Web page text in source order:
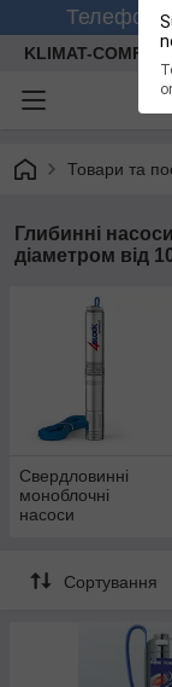
KLIMAT-
Товари та
Глибинні
діаметром від
Свердловинні
моноблочні
насоси
Сортування